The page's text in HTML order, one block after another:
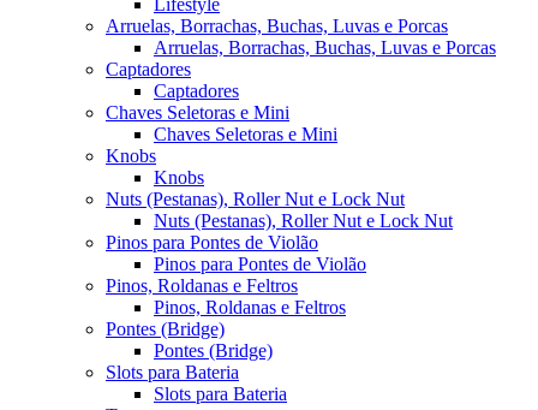
Lifestyle
Arruelas, Borrachas, Buchas, Luvas e Porcas
Arruelas, Borrachas, Buchas, Luvas e Porcas
Captadores
Captadores
Chaves Seletoras e Mini
Chaves Seletoras e Mini
Knobs
Knobs
Nuts (Pestanas), Roller Nut e Lock Nut
Nuts (Pestanas), Roller Nut e Lock Nut
Pinos para Pontes de Violão
Pinos para Pontes de Violão
Pinos, Roldanas e Feltros
Pinos, Roldanas e Feltros
Pontes (Bridge)
Pontes (Bridge)
Slots para Bateria
Slots para Bateria